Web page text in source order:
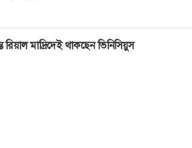
রিয়াল মাদ্রিদেই থাকছেন ভিনিসিয়ুস